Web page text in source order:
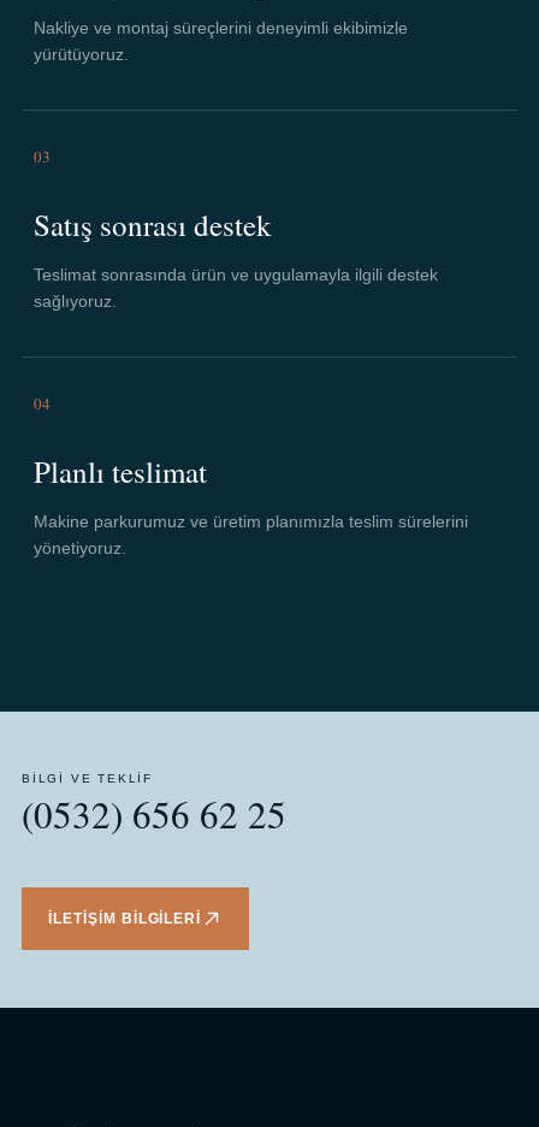
Nakliye ve montaj süreçlerini deneyimli ekibimizle
yürütüyoruz.
03
Satış sonrası destek
Teslimat sonrasında ürün ve uygulamayla ilgili destek
sağlıyoruz.
04
Planlı teslimat
Makine parkurumuz ve üretim planımızla teslim sürelerini
yönetiyoruz.
BILGI VE TEKLIF
(0532) 656 62 25
İLETIŞIM BILGILERI